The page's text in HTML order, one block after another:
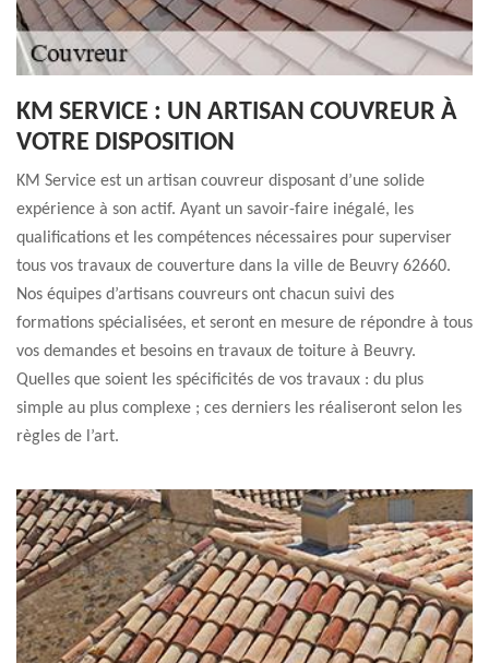
KM SERVICE : UN ARTISAN COUVREUR À
VOTRE DISPOSITION
KM Service est un artisan couvreur disposant d’une solide
expérience à son actif. Ayant un savoir-faire inégalé, les
qualifications et les compétences nécessaires pour superviser
tous vos travaux de couverture dans la ville de Beuvry 62660.
Nos équipes d’artisans couvreurs ont chacun suivi des
formations spécialisées, et seront en mesure de répondre à tous
vos demandes et besoins en travaux de toiture à Beuvry.
Quelles que soient les spécificités de vos travaux : du plus
simple au plus complexe ; ces derniers les réaliseront selon les
règles de l’art.